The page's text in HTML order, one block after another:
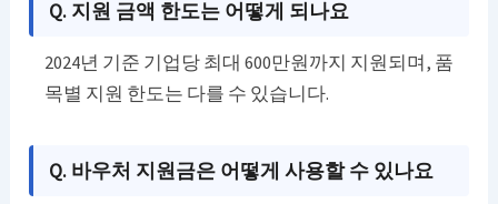
Q. 지원 금액 한도는 어떻게 되나요
2024년 기준 기업당 최대 600만원까지 지원되며, 품
목별 지원 한도는 다를 수 있습니다.
Q. 바우처 지원금은 어떻게 사용할 수 있나요